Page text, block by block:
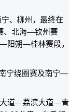
、柳州，最终在
、北海—钦州赛
阳朔—桂林赛段，
南宁绕圈赛及南宁—
道—荔滨大道—青